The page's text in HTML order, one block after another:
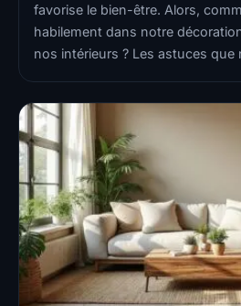
favorise le bien-être. Alors,
habilement dans notre
nos intérieurs ? Les astuces